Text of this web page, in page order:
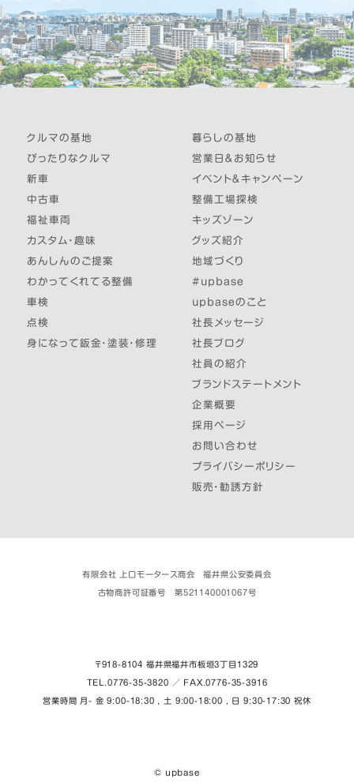
クルマの基地
ぴったりなクルマ
新車
中古車
福祉車両
カスタム・趣味
あんしんのご提案
わかってくれてる整備
車検
点検
身になって鈑金・塗装・修理
暮らしの基地
営業日＆お知らせ
イベント＆キャンペーン
整備工場探検
キッズゾーン
グッズ紹介
地域づくり
#upbase
upbaseのこと
社長メッセージ
社長ブログ
社員の紹介
ブランドステートメント
企業概要
採用ページ
お問い合わせ
プライバシーポリシー
販売・勧誘方針
有限会社 上口モータース商会 福井県公安委員会
古物商許可証番号 第521140001067号
〒918-8104 福井県福井市板垣３丁目1329
TEL.0776-35-3820 ／ FAX.0776-35-3916
営業時間 月- 金 9:00-18:30 , 土 9:00-18:00 , 日 9:30-17:30 祝休
© upbase